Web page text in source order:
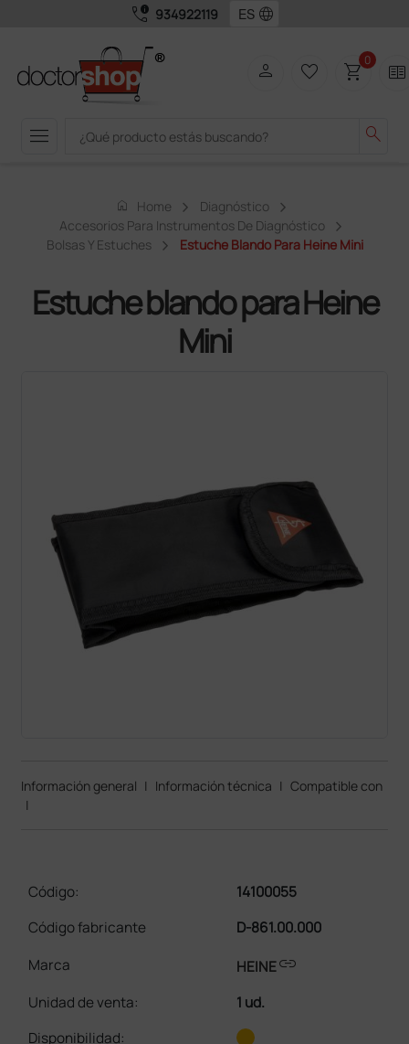
call_quality 934922119 language
menu search
person favorite_border shopping_cart0 two_pager
home Home
Diagnóstico
Accesorios Para Instrumentos De Diagnóstico
Bolsas Y Estuches
Estuche Blando Para Heine Mini
Estuche blando para Heine
Mini
Información general | Información técnica | Compatible con
|
Código:
14100055
Código fabricante
D-861.00.000
Marca
HEINElink
Unidad de venta:
1 ud.
Disponibilidad: